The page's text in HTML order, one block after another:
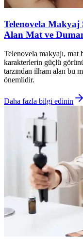
Telenovela
Alan Mat ve
Telenovela makyajı, mat
karakterlerin güçlü
tarzından ilham alan bu
önemlidir.
Daha fazla bilgi edinin